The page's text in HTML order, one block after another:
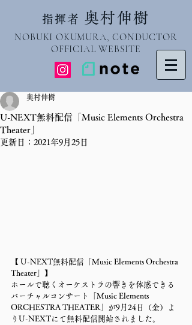
指揮者 奥村伸樹
NOBUKI OKUMURA, CONDUCTOR
OFFICIAL WEBSITE
U-NEXT無料配信「Music Elements Orchestra
Theater」
奥村伸樹
更新日： 2021年9月25日
【 U-NEXT無料配信「Music Elements Orchestra
Theater」】
ホールで聴くオーケストラの響きを体感できる
バーチャルコンサート「Music Elements
ORCHESTRA THEATER」が9月24日（金）よ
りU-NEXTにて無料配信開始されました。